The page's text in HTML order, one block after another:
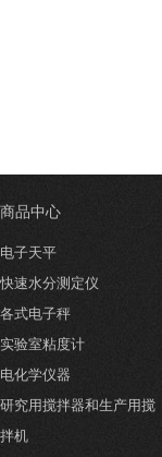
商品中心
电子天平
快速水分测定仪
各式电子秤
实验室粘度计
电化学仪器
研究用搅拌器和生产用搅
拌机